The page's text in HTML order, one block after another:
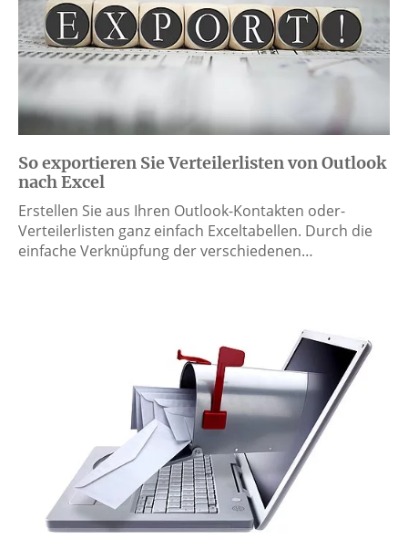
So exportieren Sie Verteilerlisten von Outlook
nach Excel
Erstellen Sie aus Ihren Outlook-Kontakten oder-
Verteilerlisten ganz einfach Exceltabellen. Durch die
einfache Verknüpfung der verschiedenen…